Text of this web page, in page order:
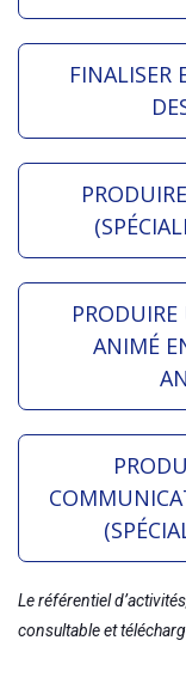
FINALISER
ANIMÉ
Le référentiel
consultable et